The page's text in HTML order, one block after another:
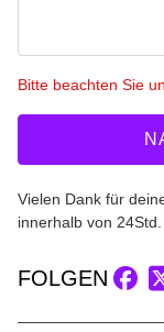
Bitte beachten Sie
Vielen Dank für
innerhalb von 24Std.
FOLGEN